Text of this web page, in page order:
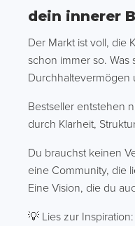
dein innerer
Der Markt ist voll, die
schon immer so. Was
Durchhaltevermögen
Bestseller entstehen
durch Klarheit,
Du brauchst keinen
eine Community, die
Eine Vision, die du
💡 Lies zur Inspiration: